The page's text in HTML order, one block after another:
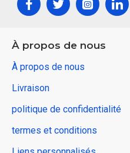
À propos de nous
À propos de nous
Livraison
politique de confidentialité
termes et conditions